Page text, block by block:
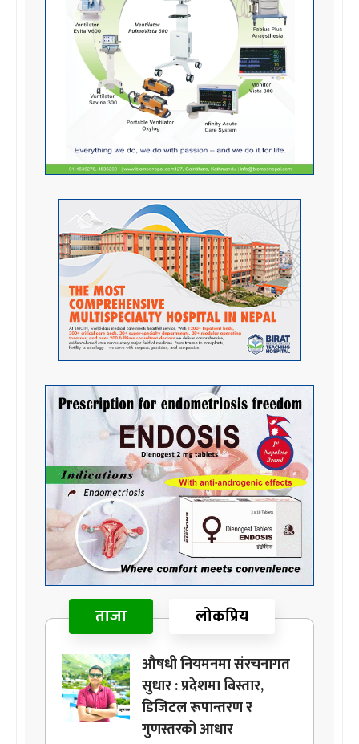
ताजा लोकप्रिय
औषधी नियमनमा संरचनागत
सुधार : प्रदेशमा बिस्तार,
डिजिटल रूपान्तरण र
गुणस्तरको आधार